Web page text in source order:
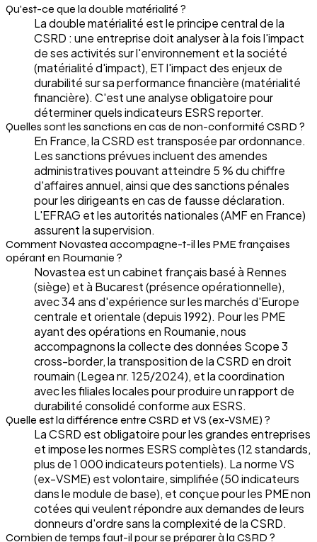
Qu'est-ce que la double matérialité ?
La double matérialité est le principe central de la
CSRD : une entreprise doit analyser à la fois l'impact
de ses activités sur l'environnement et la société
(matérialité d'impact), ET l'impact des enjeux de
durabilité sur sa performance financière (matérialité
financière). C'est une analyse obligatoire pour
déterminer quels indicateurs ESRS reporter.
Quelles sont les sanctions en cas de non-conformité CSRD ?
En France, la CSRD est transposée par ordonnance.
Les sanctions prévues incluent des amendes
administratives pouvant atteindre 5 % du chiffre
d'affaires annuel, ainsi que des sanctions pénales
pour les dirigeants en cas de fausse déclaration.
L'EFRAG et les autorités nationales (AMF en France)
assurent la supervision.
Comment Novastea accompagne-t-il les PME françaises
opérant en Roumanie ?
Novastea est un cabinet français basé à Rennes
(siège) et à Bucarest (présence opérationnelle),
avec 34 ans d'expérience sur les marchés d'Europe
centrale et orientale (depuis 1992). Pour les PME
ayant des opérations en Roumanie, nous
accompagnons la collecte des données Scope 3
cross-border, la transposition de la CSRD en droit
roumain (Legea nr. 125/2024), et la coordination
avec les filiales locales pour produire un rapport de
durabilité consolidé conforme aux ESRS.
Quelle est la différence entre CSRD et VS (ex-VSME) ?
La CSRD est obligatoire pour les grandes entreprises
et impose les normes ESRS complètes (12 standards,
plus de 1 000 indicateurs potentiels). La norme VS
(ex-VSME) est volontaire, simplifiée (50 indicateurs
dans le module de base), et conçue pour les PME non
cotées qui veulent répondre aux demandes de leurs
donneurs d'ordre sans la complexité de la CSRD.
Combien de temps faut-il pour se préparer à la CSRD ?